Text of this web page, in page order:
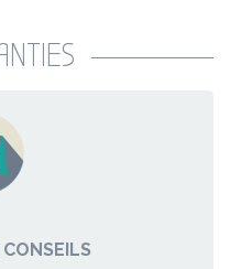
CONSEILS